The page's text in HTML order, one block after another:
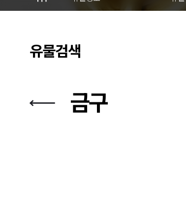
유물검색
금구